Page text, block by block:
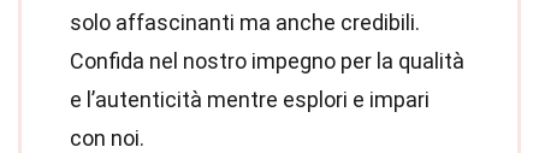
solo affascinanti ma anche credibili.
Confida nel nostro impegno per la qualità
e l’autenticità mentre esplori e impari
con noi.